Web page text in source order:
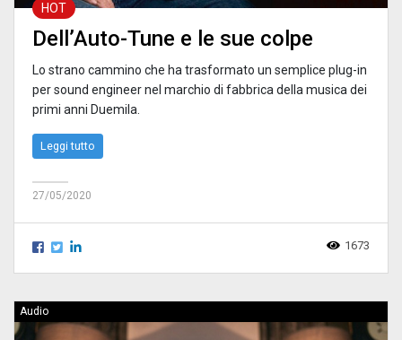
HOT
Dell’Auto-Tune e le sue colpe
Lo strano cammino che ha trasformato un semplice plug-in
per sound engineer nel marchio di fabbrica della musica dei
primi anni Duemila.
Leggi tutto
27/05/2020
1673
Audio